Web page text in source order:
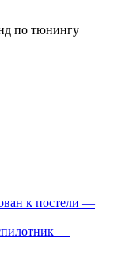
по тюнингу
к постели —
—